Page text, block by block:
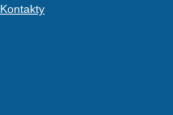
Kontakty